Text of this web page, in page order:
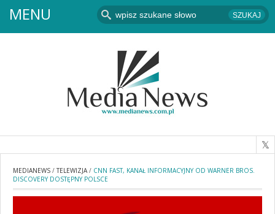
MENU
MEDIANEWS /TELEWIZJA/ CNN FAST, KANAŁ INFORMACYJNY OD WARNER BROS.
DISCOVERY DOSTĘPNY POLSCE